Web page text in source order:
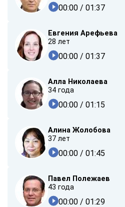
00:00 / 01:37
Евгения Арефьева
28 лет
00:00 / 01:37
Алла Николаева
34 года
00:00 / 01:15
Алина Жолобова
37 лет
00:00 / 01:45
Павел Полежаев
43 года
00:00 / 01:29